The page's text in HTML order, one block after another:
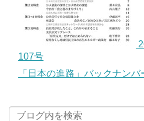
107号
「日本の進路」バックナンバ